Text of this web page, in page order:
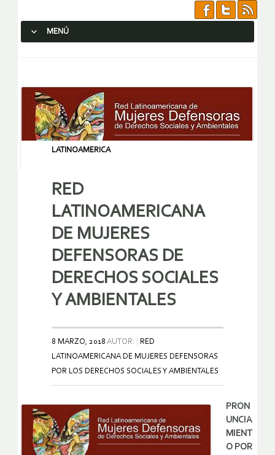
MENÚ
LATINOAMERICA
RED
LATINOAMERICANA
DE MUJERES
DEFENSORAS DE
DERECHOS SOCIALES
Y AMBIENTALES
8 MARZO, 2018 AUTOR:
RED
LATINOAMERICANA DE MUJERES DEFENSORAS
POR LOS DERECHOS SOCIALES Y AMBIENTALES
PRON
UNCIA
MIENT
O POR